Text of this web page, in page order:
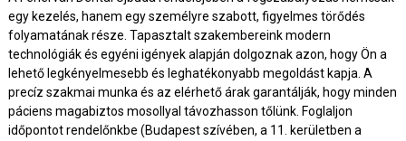
egy kezelés, hanem egy személyre szabott, figyelmes törődés
folyamatának része. Tapasztalt szakembereink modern
technológiák és egyéni igények alapján dolgoznak azon, hogy Ön a
lehető legkényelmesebb és leghatékonyabb megoldást kapja. A
precíz szakmai munka és az elérhető árak garantálják, hogy minden
páciens magabiztos mosollyal távozhasson tőlünk. Foglaljon
időpontot rendelőnkbe (Budapest szívében, a 11. kerületben a